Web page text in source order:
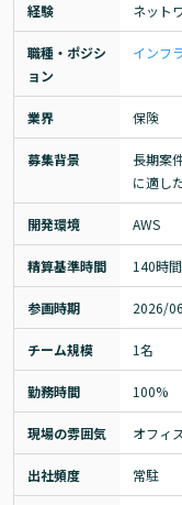
経験
ネット
職種・ポジシ
ョン
インフ
業界 保険
募集背景
長期案
に適し
開発環境 AWS
精算基準時間 140時
参画時期 2026/06
チーム規模 1名
勤務時間 100%
現場の雰囲気 オフィ
出社頻度 常駐